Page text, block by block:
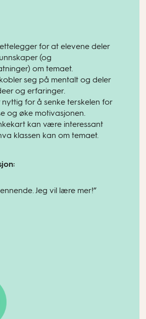
for at elevene deler
(og
om temaet.
seg på mentalt og deler
og erfaringer.
for å senke terskelen for
og øke motivasjonen.
kan være interessant
klassen kan om temaet.
Jeg vil lære mer!”